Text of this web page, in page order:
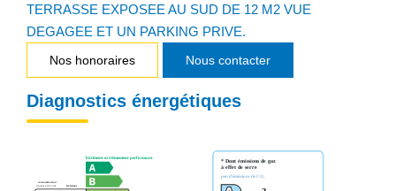
TERRASSE EXPOSEE AU SUD DE 12 M2 VUE
DEGAGEE ET UN PARKING PRIVE.
Nos honoraires Nous contacter
Diagnostics énergétiques